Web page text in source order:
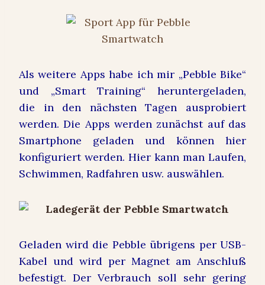
Als weitere Apps habe ich mir „Pebble Bike“
und „Smart Training“ heruntergeladen,
die in den nächsten Tagen ausprobiert
werden. Die Apps werden zunächst auf das
Smartphone geladen und können hier
konfiguriert werden. Hier kann man Laufen,
Schwimmen, Radfahren usw. auswählen.
Geladen wird die Pebble übrigens per USB-
Kabel und wird per Magnet am Anschluß
befestigt. Der Verbrauch soll sehr gering